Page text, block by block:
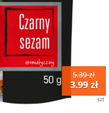
5.39 zł
3.99 zł
szt